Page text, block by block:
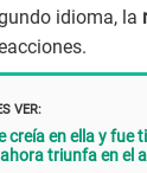
idioma, la
VER:
creía en ella y fue
triunfa en el